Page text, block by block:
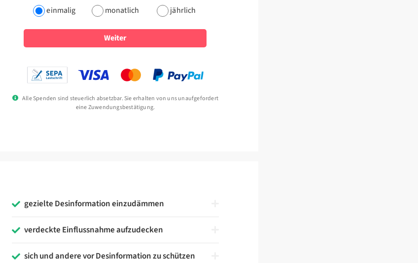
einmalig
monatlich jährlich
Weiter
Alle Spenden sind steuerlich absetzbar. Sie erhalten von uns unaufgefordert
eine Zuwendungsbestätigung.
gezielte Desinformation einzudämmen
verdeckte Einflussnahme aufzudecken
sich und andere vor Desinformation zu schützen